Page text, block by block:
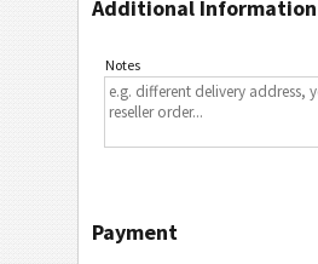
Additional Information
Notes
Payment